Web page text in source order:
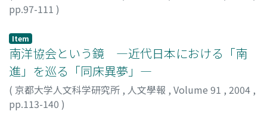
pp.97-111 )
Item
南洋協会という鏡 ―近代日本における「南
進」を巡る「同床異夢」―
( 京都大学人文科学研究所 , 人文學報 , Volume 91 , 2004 ,
pp.113-140 )